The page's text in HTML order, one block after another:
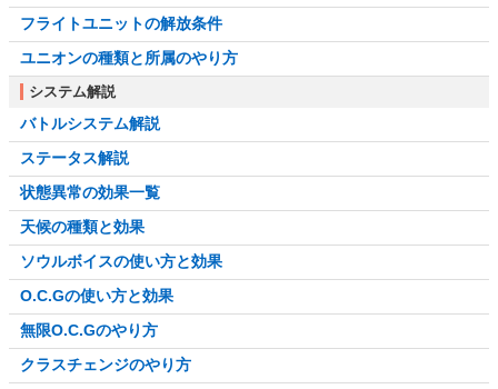
フライトユニットの解放条件
ユニオンの種類と所属のやり方
システム解説
バトルシステム解説
ステータス解説
状態異常の効果一覧
天候の種類と効果
ソウルボイスの使い方と効果
O.C.Gの使い方と効果
無限O.C.Gのやり方
クラスチェンジのやり方